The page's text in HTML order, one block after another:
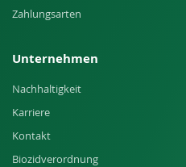
Zahlungsarten
Unternehmen
Nachhaltigkeit
Karriere
Kontakt
Biozidverordnung